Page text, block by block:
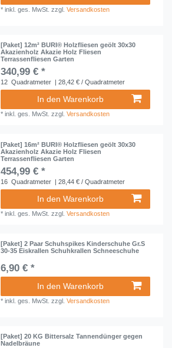
*inkl. ges. MwSt. zzgl.Versandkosten
[Paket] 12m² BURI® Holzfliesen geölt 30x30
Akazienholz Akazie Holz Fliesen
Terrassenfliesen Garten
340,99 € *
12 Quadratmeter | 28,42 € / Quadratmeter
In den Warenkorb
*inkl. ges. MwSt. zzgl.Versandkosten
[Paket] 16m² BURI® Holzfliesen geölt 30x30
Akazienholz Akazie Holz Fliesen
Terrassenfliesen Garten
454,99 € *
16 Quadratmeter | 28,44 € / Quadratmeter
In den Warenkorb
*inkl. ges. MwSt. zzgl.Versandkosten
[Paket] 2 Paar Schuhspikes Kinderschuhe Gr.S
30-35 Eiskrallen Schuhkrallen Schneeschuhe
6,90 € *
In den Warenkorb
*inkl. ges. MwSt. zzgl.Versandkosten
[Paket] 20 KG Bittersalz Tannendünger gegen
Nadelbräune